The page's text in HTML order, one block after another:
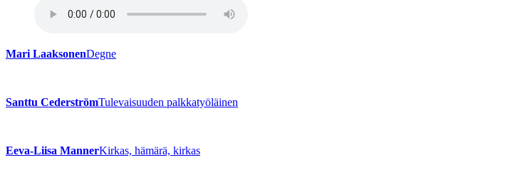
Mari LaaksonenDegne
Santtu CederströmTulevaisuuden palkkatyöläinen
Eeva-Liisa MannerKirkas, hämärä, kirkas